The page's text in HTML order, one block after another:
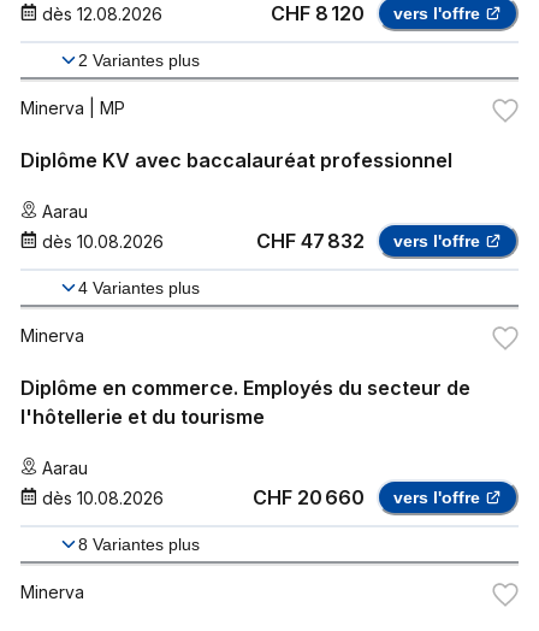
dès 12.08.2026 CHF 8 120 vers l'offre
2 Variantes plus
Minerva | MP
Diplôme KV avec baccalauréat professionnel
Aarau
dès 10.08.2026 CHF 47 832 vers l'offre
4 Variantes plus
Minerva
Diplôme en commerce. Employés du secteur de
l'hôtellerie et du tourisme
Aarau
dès 10.08.2026 CHF 20 660 vers l'offre
8 Variantes plus
Minerva